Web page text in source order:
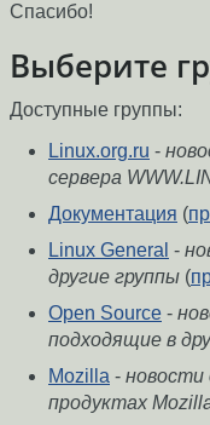
Спасибо!
Выберите
Доступные группы:
Linux.org.ru -
сервера
Документация (
Linux General -
другие группы (
Open Source -
подходящие в
Mozilla - новости
продуктах